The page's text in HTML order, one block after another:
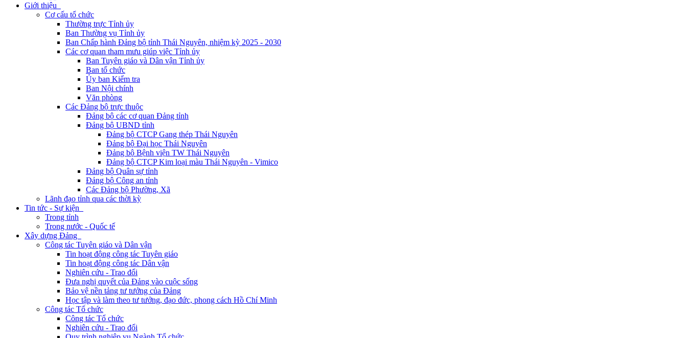
Giới thiệu
Cơ cấu tổ chức
Thường trực Tỉnh ủy
Ban Thường vụ Tỉnh ủy
Ban Chấp hành Đảng bộ tỉnh Thái Nguyên, nhiệm kỳ 2025 - 2030
Các cơ quan tham mưu giúp việc Tỉnh ủy
Ban Tuyên giáo và Dân vận Tỉnh ủy
Ban tổ chức
Ủy ban Kiểm tra
Ban Nội chính
Văn phòng
Các Đảng bộ trực thuộc
Đảng bộ các cơ quan Đảng tỉnh
Đảng bộ UBND tỉnh
Đảng bộ CTCP Gang thép Thái Nguyên
Đảng bộ Đại học Thái Nguyên
Đảng bộ Bệnh viện TW Thái Nguyên
Đảng bộ CTCP Kim loại màu Thái Nguyên - Vimico
Đảng bộ Quân sự tỉnh
Đảng bộ Công an tỉnh
Các Đảng bộ Phường, Xã
Lãnh đạo tỉnh qua các thời kỳ
Tin tức - Sự kiện
Trong tỉnh
Trong nước - Quốc tế
Xây dựng Đảng
Công tác Tuyên giáo và Dân vận
Tin hoạt động công tác Tuyên giáo
Tin hoạt động công tác Dân vận
Nghiên cứu - Trao đổi
Đưa nghị quyết của Đảng vào cuộc sống
Bảo vệ nền tảng tư tưởng của Đảng
Học tập và làm theo tư tưởng, đạo đức, phong cách Hồ Chí Minh
Công tác Tổ chức
Công tác Tổ chức
Nghiên cứu - Trao đổi